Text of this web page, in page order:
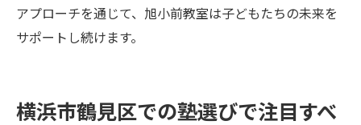
アプローチを通じて、旭小前教室は子どもたちの未来を
サポートし続けます。
横浜市鶴見区での塾選びで注目すべ